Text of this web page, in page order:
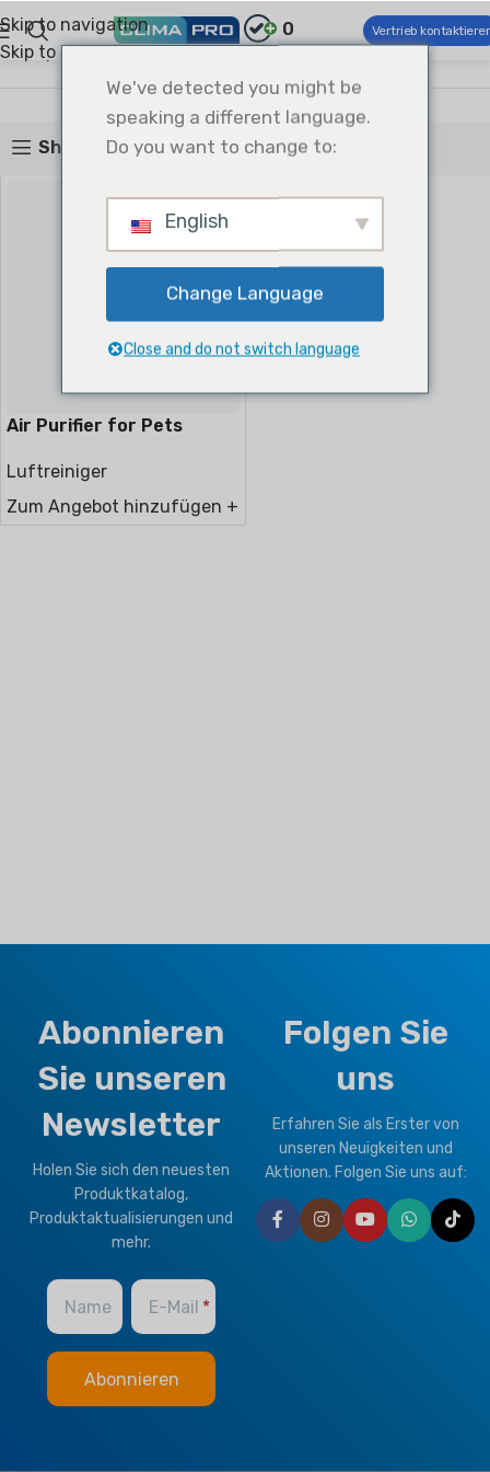
Skip to navigation
Skip to main content
0 Vertrieb
Climapro® Wohnkomfort Luftreiniger
Luftreiniger
Show sidebar
Air Purifier for Pets
Luftreiniger
Zum Angebot hinzufügen +
Abonnieren
Sie unseren
Newsletter
Holen Sie sich den neuesten
Produktkatalog,
Produktaktualisierungen und
mehr.
Name E-Mail
Folgen Sie
uns
Erfahren Sie als Erster von
unseren Neuigkeiten und
Aktionen. Folgen Sie uns auf:
We've detected you might be
speaking a different language.
Do you want to change to:
English
Change Language
Close and do not switch language